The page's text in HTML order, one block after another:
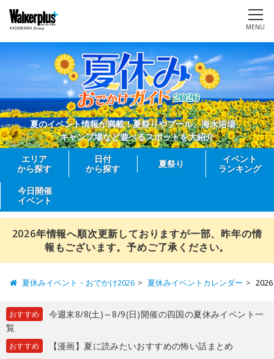
MENU
夏のイベント情報が満載！夏祭りやプール、海水浴場、
キャンプ場など遊べるスポットを大紹介
エリア
から探す
日付
から探す
夏祭り
イベント
ランキング
今日開催
イベント
2026年情報へ順次更新しておりますが一部、昨年の情
報もございます。予めご了承ください。
夏休みイベント・おでかけ2026 夏休みイベントカレンダー
おすすめ
今週末8/8(土)～8/9(日)開催の四国の夏休みイベント一
覧
おすすめ 【漫画】夏に読みたいおすすめの怖い話まとめ